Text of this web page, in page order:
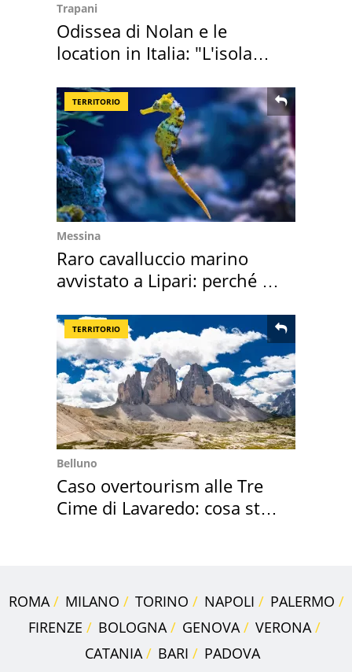
Trapani
Odissea di Nolan e le
location in Italia: "L'isola
TERRITORIO
Messina
Raro cavalluccio marino
avvistato a Lipari: perché è
TERRITORIO
Belluno
Caso overtourism alle Tre
Cime di Lavaredo: cosa sta
ROMA MILANO TORINO NAPOLI
PALERMO
FIRENZE
BOLOGNA GENOVA
VERONA
CATANIA
BARI PADOVA